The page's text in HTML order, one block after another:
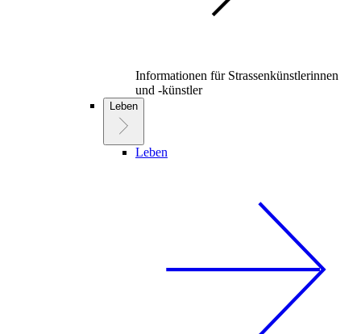
Informationen für Strassenkünstlerinnen
und -künstler
Leben
Leben